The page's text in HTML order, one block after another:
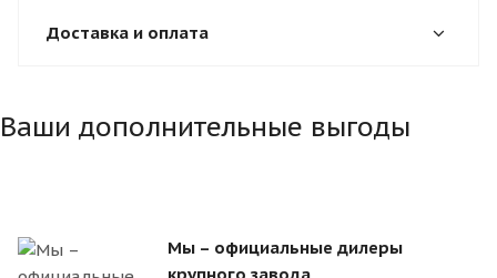
Доставка и оплата
Ваши дополнительные выгоды
Мы – официальные дилеры